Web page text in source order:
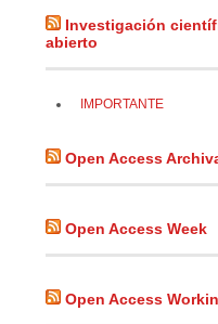
Investigación
abierto
IMPORTANTE
Open Access
Open Access Week
Open Access